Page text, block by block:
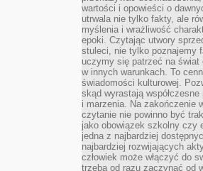
wartości i opowieści o
utrwala nie tylko fakty, ale
myślenia i wrażliwość
epoki. Czytając utwory
stuleci, nie tylko poznajemy
uczymy się patrzeć na
w innych warunkach. To
świadomości kulturowej.
skąd wyrastają
i marzenia. Na zakończenie
czytanie nie powinno być
jako obowiązek szkolny czy
jedna z najbardziej
najbardziej rozwijających
człowiek może włączyć do
trzeba od razu zaczynać od